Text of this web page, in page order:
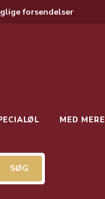
forsendelser
MED MERE